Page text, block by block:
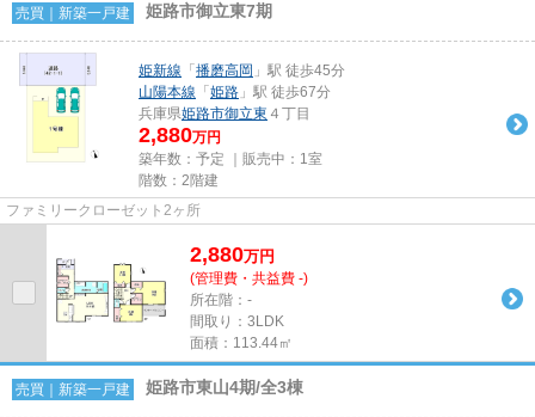
売買｜新築一戸建 姫路市御立東7期
姫新線 「 播磨高岡 」駅 徒歩45分
山陽本線 「 姫路 」駅 徒歩67分
兵庫県姫路市御立東 ４丁目
2,880万円
築年数：予定 ｜販売中： 1室
階数：2階建
ファミリークローゼット2ヶ所
2,880万円
(管理費・共益費 -)
所在階：-
間取り：3LDK
面積：113.44㎡
売買｜新築一戸建 姫路市東山4期/全3棟